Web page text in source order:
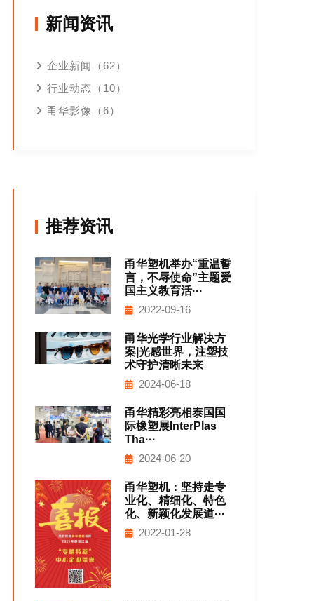
新闻资讯
企业新闻（62）
行业动态（10）
甬华影像（6）
推荐资讯
甬华塑机举办“重温誓
言，不辱使命”主题爱
国主义教育活···
2022-09-16
甬华光学行业解决方
案|光感世界，注塑技
术守护清晰未来
2024-06-18
甬华精彩亮相泰国国
际橡塑展InterPlas
Tha···
2024-06-20
甬华塑机：坚持走专
业化、精细化、特色
化、新颖化发展道···
2022-01-28